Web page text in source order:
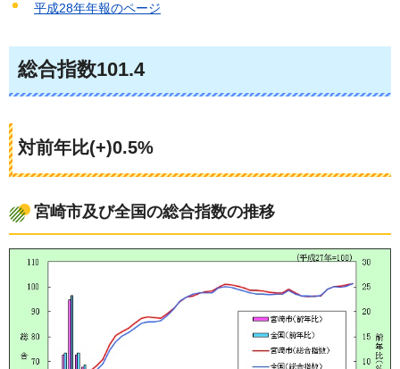
平成28年年報のページ
総合指数101.4
対前年比(+)0.5%
宮崎市及び全国の総合指数の推移